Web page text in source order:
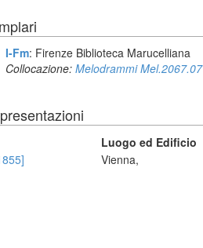
I-Fm: Firenze Biblioteca Marucelliana
Collocazione: Melodrammi Mel.2067.07
Luogo ed Edificio
Vienna,